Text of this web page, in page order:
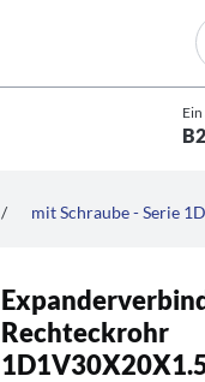
/ mit Schraube - Serie
Rechteckrohr